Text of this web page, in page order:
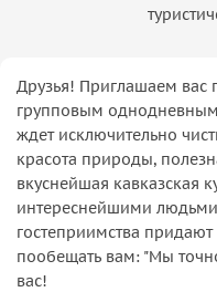
Друзья! Приглашаем вас
групповым однодневным
ждет исключительно
красота природы,
вкуснейшая кавказская
интереснейшими
гостеприимства
пообещать вам: "Мы
вас!